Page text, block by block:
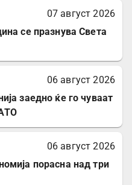
07 август 2026
се празнува Света
06 август 2026
заедно ќе го чуваат
06 август 2026
порасна над три